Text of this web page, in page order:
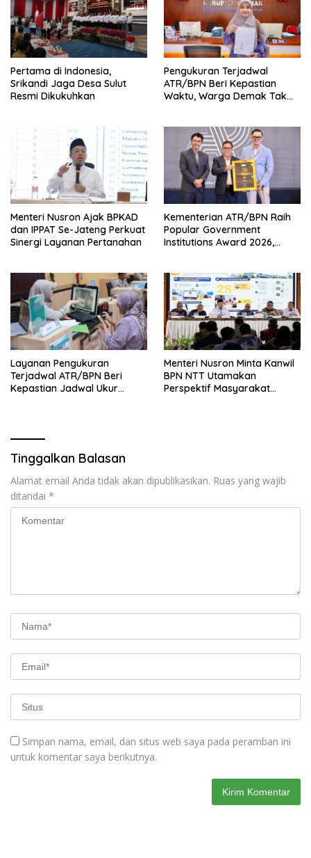
Pertama di Indonesia,
Srikandi Jaga Desa Sulut
Resmi Dikukuhkan
Pengukuran Terjadwal
ATR/BPN Beri Kepastian
Waktu, Warga Demak Tak
Menteri Nusron Ajak BPKAD
dan IPPAT Se-Jateng Perkuat
Sinergi Layanan Pertanahan
Kementerian ATR/BPN Raih
Popular Government
Institutions Award 2026,
Layanan Pengukuran
Terjadwal ATR/BPN Beri
Kepastian Jadwal Ukur
Menteri Nusron Minta Kanwil
BPN NTT Utamakan
Perspektif Masyarakat
Tinggalkan Balasan
Alamat email Anda tidak akan dipublikasikan. Ruas yang wajib
ditandai *
Simpan nama, email, dan situs web saya pada peramban ini
untuk komentar saya berikutnya.